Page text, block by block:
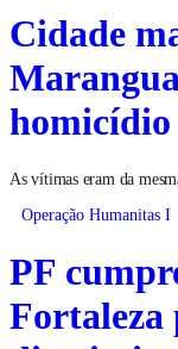
Cidade
homicídio
As vítimas eram da
Operação Humanitas I
PF
Fortaleza